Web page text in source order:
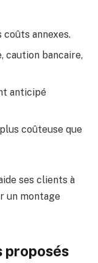
annexes.
caution bancaire,
anticipé
coûteuse que
ses clients à
un montage
proposés